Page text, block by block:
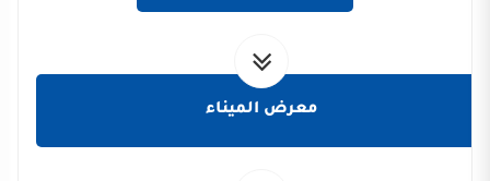
معرض الميناء